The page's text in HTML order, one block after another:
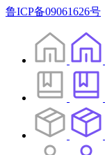
鲁ICP备09061626号